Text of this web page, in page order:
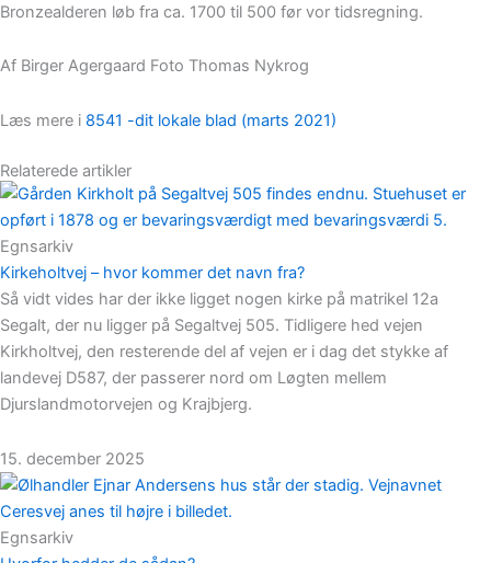
Bronzealderen løb fra ca. 1700 til 500 før vor tidsregning.
Af Birger Agergaard Foto Thomas Nykrog
Læs mere i 8541 -dit lokale blad (marts 2021)
Relaterede artikler
Egnsarkiv
Kirkeholtvej – hvor kommer det navn fra?
Så vidt vides har der ikke ligget nogen kirke på matrikel 12a
Segalt, der nu ligger på Segaltvej 505. Tidligere hed vejen
Kirkholtvej, den resterende del af vejen er i dag det stykke af
landevej D587, der passerer nord om Løgten mellem
Djurslandmotorvejen og Krajbjerg.
15. december 2025
Egnsarkiv